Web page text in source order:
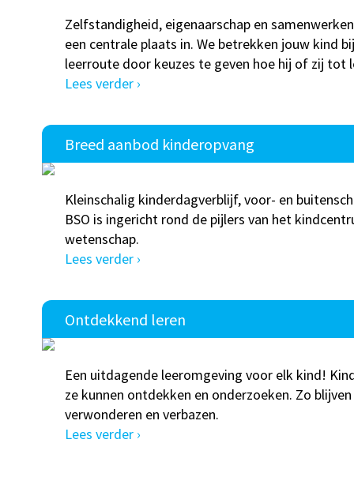
Zelfstandigheid, eigenaarschap en
een centrale plaats in. We betrekken jouw kind
leerroute door keuzes te geven hoe hij of zij tot
Lees verder ›
Breed aanbod kinderopvang
Kleinschalig kinderdagverblijf, voor- en
BSO is ingericht rond de pijlers van het
wetenschap.
Lees verder ›
Ontdekkend leren
Een uitdagende leeromgeving voor elk kind!
ze kunnen ontdekken en onderzoeken. Zo
verwonderen en verbazen.
Lees verder ›